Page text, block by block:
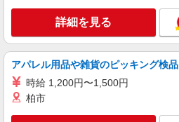
詳細を見る
アパレル用品や雑貨のピッキング検品
時給 1,200円〜1,500円
柏市